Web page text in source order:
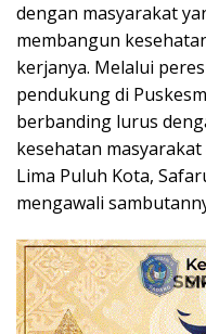
dengan masyarakat
membangun
kerjanya. Melalui
pendukung di
berbanding lurus
kesehatan
Lima Puluh Kota,
mengawali